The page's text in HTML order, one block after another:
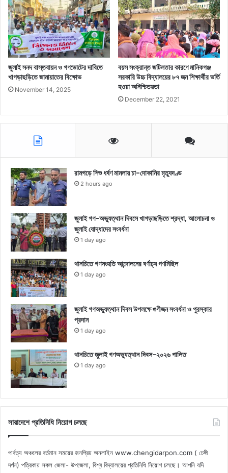
জুলাই সনদ বাস্তবায়ন ও গণভোটের দাবিতে
খাগড়াছড়িতে জামায়াতের বিক্ষোভ
November 14, 2025
বয়স সংক্রান্ত জটিলতার কারণে মানিকগঞ্জ
সরকারি উচ্চ বিদ্যালয়ের ৮৭ জন শিক্ষার্থীর ভর্তি
হওয়া অনিশ্চিতয়তা
December 22, 2021
রামগড়ে শিশু ধর্ষণ মামলায় চা-দোকানির মৃত্যুদণ্ড
2 hours ago
জুলাই গণ-অভ্যুত্থান দিবসে খাগড়াছড়িতে শ্রদ্ধা, আলোচনা ও
জুলাই যোদ্ধাদের সংবর্ধনা
1 day ago
থানচিতে গণসংহতি আন্দোলনের বর্ণাঢ্য গণমিছিল
1 day ago
জুলাই গণঅভ্যুত্থান দিবস উপলক্ষে গুণীজন সংবর্ধনা ও পুরস্কার
প্রদান
1 day ago
থানচিতে জুলাই গণঅভ্যুত্থান দিবস-২০২৬ পালিত
1 day ago
সারাদেশে প্রতিনিধি নিয়োগ চলছে
পার্বত্য অঞ্চলের বর্তমান সময়ের জনপ্রিয় অনলাইন www.chengidarpon.com ( চেঙ্গী
দর্পন) পত্রিকায় সকল জেলা- উপজেলা, বিশ্ব বিদ্যালয়ের প্রতিনিধি নিয়োগ চলছে। আপনি যদি